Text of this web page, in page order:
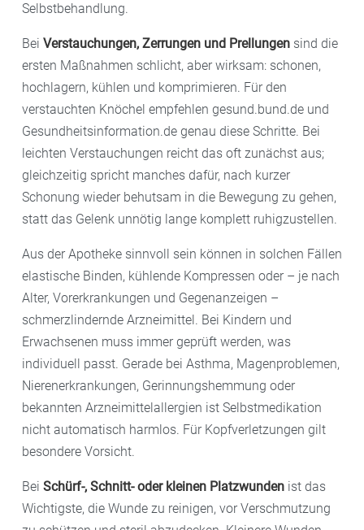
Selbstbehandlung.
Bei Verstauchungen, Zerrungen und Prellungen sind die
ersten Maßnahmen schlicht, aber wirksam: schonen,
hochlagern, kühlen und komprimieren. Für den
verstauchten Knöchel empfehlen gesund.bund.de und
Gesundheitsinformation.de genau diese Schritte. Bei
leichten Verstauchungen reicht das oft zunächst aus;
gleichzeitig spricht manches dafür, nach kurzer
Schonung wieder behutsam in die Bewegung zu gehen,
statt das Gelenk unnötig lange komplett ruhigzustellen.
Aus der Apotheke sinnvoll sein können in solchen Fällen
elastische Binden, kühlende Kompressen oder – je nach
Alter, Vorerkrankungen und Gegenanzeigen –
schmerzlindernde Arzneimittel. Bei Kindern und
Erwachsenen muss immer geprüft werden, was
individuell passt. Gerade bei Asthma, Magenproblemen,
Nierenerkrankungen, Gerinnungshemmung oder
bekannten Arzneimittelallergien ist Selbstmedikation
nicht automatisch harmlos. Für Kopfverletzungen gilt
besondere Vorsicht.
Bei Schürf-, Schnitt- oder kleinen Platzwunden ist das
Wichtigste, die Wunde zu reinigen, vor Verschmutzung